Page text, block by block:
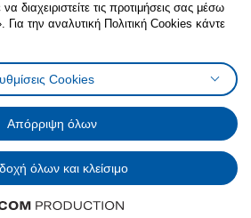
Δήλωση ψηφιακής προσβασιμότητας
cookiesΌροι Χρήσης
Προσωπικών Δεδομένων
Δεδομένων για ΙΚΕΑ.gr
Δεοντολογίας
Systems B.V. 1999 - 2025
διαχειριστείτε τις προτιμήσεις σας μέσω
την αναλυτική Πολιτική Cookies κάντε
Cookies
Απόρριψη όλων
όλων και κλείσιμο